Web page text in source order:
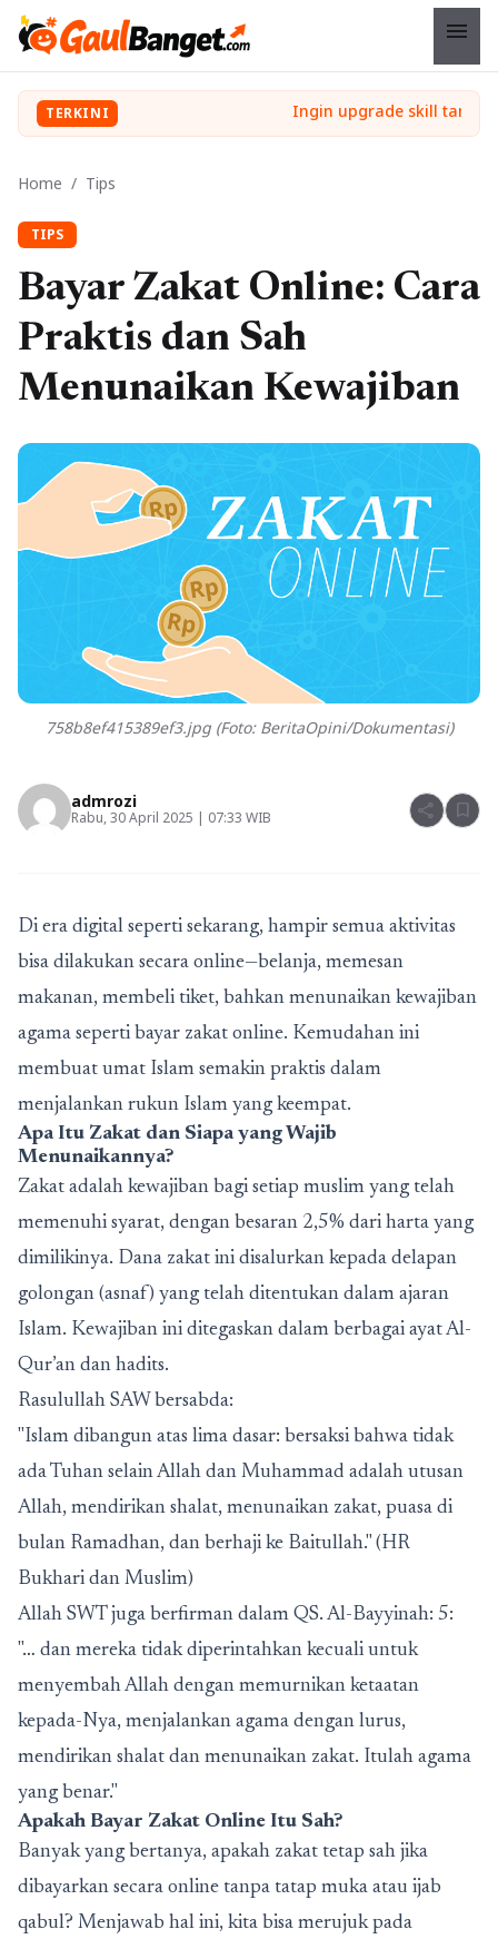
menu
TERKINI
Home / Tips
TIPS
Bayar Zakat Online: Cara
Praktis dan Sah
Menunaikan Kewajiban
758b8ef415389ef3.jpg (Foto: BeritaOpini/Dokumentasi)
admrozi
Rabu, 30 April 2025 | 07:33 WIB share bookmark
Di era digital seperti sekarang, hampir semua aktivitas
bisa dilakukan secara online—belanja, memesan
makanan, membeli tiket, bahkan menunaikan kewajiban
agama seperti bayar zakat online. Kemudahan ini
membuat umat Islam semakin praktis dalam
menjalankan rukun Islam yang keempat.
Apa Itu Zakat dan Siapa yang Wajib
Menunaikannya?
Zakat adalah kewajiban bagi setiap muslim yang telah
memenuhi syarat, dengan besaran 2,5% dari harta yang
dimilikinya. Dana zakat ini disalurkan kepada delapan
golongan (asnaf) yang telah ditentukan dalam ajaran
Islam. Kewajiban ini ditegaskan dalam berbagai ayat Al-
Qur’an dan hadits.
Rasulullah SAW bersabda:
"Islam dibangun atas lima dasar: bersaksi bahwa tidak
ada Tuhan selain Allah dan Muhammad adalah utusan
Allah, mendirikan shalat, menunaikan zakat, puasa di
bulan Ramadhan, dan berhaji ke Baitullah." (HR
Bukhari dan Muslim)
Allah SWT juga berfirman dalam QS. Al-Bayyinah: 5:
"… dan mereka tidak diperintahkan kecuali untuk
menyembah Allah dengan memurnikan ketaatan
kepada-Nya, menjalankan agama dengan lurus,
mendirikan shalat dan menunaikan zakat. Itulah agama
yang benar."
Apakah Bayar Zakat Online Itu Sah?
Banyak yang bertanya, apakah zakat tetap sah jika
dibayarkan secara online tanpa tatap muka atau ijab
qabul? Menjawab hal ini, kita bisa merujuk pada